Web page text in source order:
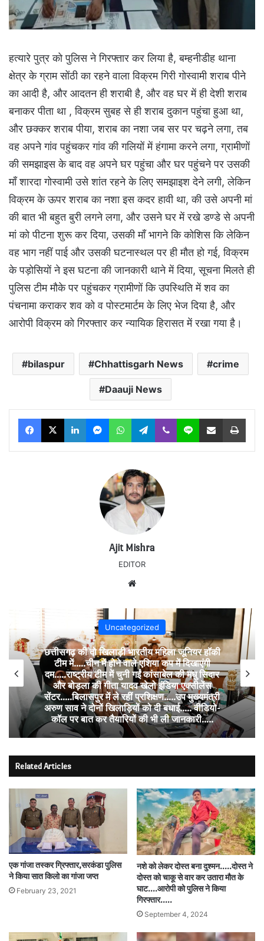
हत्यारे पुत्र को पुलिस ने गिरफ्तार कर लिया है, बम्हनीडीह थाना
क्षेत्र के ग्राम सोंठी का रहने वाला विक्रम गिरी गोस्वामी शराब पीने
का आदी है, और आदतन ही शराबी है, और वह घर में ही देशी शराब
बनाकर पीता था , विक्रम सुबह से ही शराब दुकान पहुंचा हुआ था,
और छक्कर शराब पीया, शराब का नशा जब सर पर चढ़ने लगा, तब
वह अपने गांव पहुंचकर गांव की गलियों में हंगामा करने लगा, ग्रामीणों
की समझाइस के बाद वह अपने घर पहुंचा और घर पहुंचने पर उसकी
माँ शारदा गोस्वामी उसे शांत रहने के लिए समझाइश देने लगी, लेकिन
विक्रम के ऊपर शराब का नशा इस कदर हावी था, की उसे अपनी मां
की बात भी बहुत बुरी लगने लगा, और उसने घर में रखे डण्डे से अपनी
मां को पीटना शुरू कर दिया, उसकी माँ भागने कि कोशिस कि लेकिन
वह भाग नहीं पाई और उसकी घटनास्थल पर ही मौत हो गई, विक्रम
के पड़ोसियों ने इस घटना की जानकारी थाने में दिया, सूचना मिलते ही
पुलिस टीम मौके पर पहुंचकर ग्रामीणों कि उपस्थिति में शव का
पंचनामा कराकर शव को व पोस्टमार्टम के लिए भेज दिया है, और
आरोपी विक्रम को गिरफ्तार कर न्यायिक हिरासत में रखा गया है।
bilaspur Chhattisgarh News crime
Daauji News
Facebook
X LinkedInMessengerWhatsAppTelegram
Viber Line Share via Email Print
Ajit Mishra
EDITOR
Uncategorized
छत्तीसगढ़ की दो खिलाड़ी भारतीय महिला जूनियर हॉकी
टीम में…..चीन में होने वाले एशिया कप में दिखाएंगी
दम…..राष्ट्रीय टीम में चुनी गईं कांसाबेल की मधु सिदार
और बोड़ला की गीता यादव खेलो इंडिया एक्सीलेंस
सेंटर…..बिलासपुर में ले रहीं प्रशिक्षण…..उप मुख्यमंत्री
अरुण साव ने दोनों खिलाड़ियों को दी बधाई….. वीडियो-
कॉल पर बात कर तैयारियों की भी ली जानकारी…..
Related Articles
एक गांजा तस्कर ग्रिफ्तार,सरकंडा पुलिस
ने किया सात किलो का गांजा जप्त
February 23, 2021
नशे को लेकर दोस्त बना दुश्मन…..दोस्त ने
दोस्त को चाकू से वार कर उतारा मौत के
घाट….आरोपी को पुलिस ने किया
गिरफ्तार…..
September 4, 2024